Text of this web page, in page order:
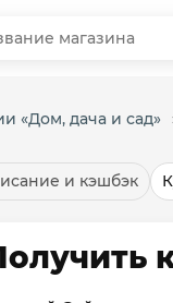
«Дом, дача и сад»
и кэшбэк